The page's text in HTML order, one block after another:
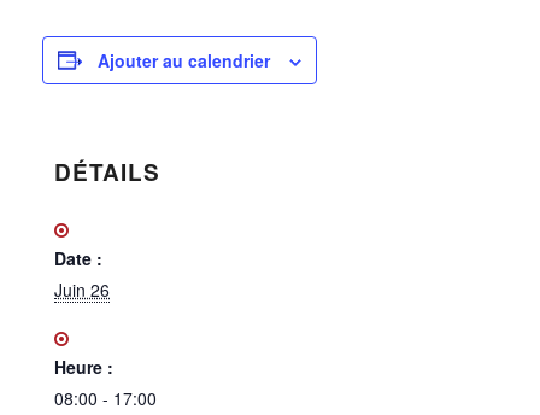
Ajouter au calendrier
DÉTAILS
Date :
Juin 26
Heure :
08:00 - 17:00